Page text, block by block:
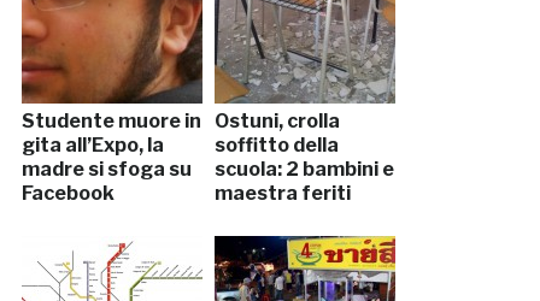
Studente muore in
gita all’Expo, la
madre si sfoga su
Facebook
Ostuni, crolla
soffitto della
scuola: 2 bambini e
maestra feriti